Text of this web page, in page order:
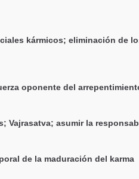
kármicos; eliminación de
oponente del
Vajrasatva; asumir la
de la maduración del karma